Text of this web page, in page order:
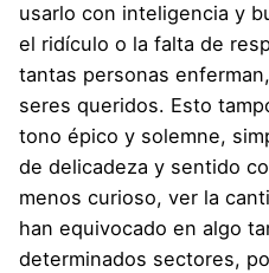
usarlo con inteligencia y
el ridículo o la falta de
tantas personas
seres queridos. Esto
tono épico y solemne,
de delicadeza y sentido
menos curioso, ver la
han equivocado en algo
determinados sectores,